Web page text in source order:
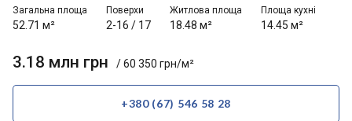
Загальна площа
52.71 м²
Поверхи
2-16 / 17
Житлова площа
18.48 м²
Площа кухні
14.45 м²
3.18 млн грн / 60 350 грн/м²
+380 (67) 546 58 28